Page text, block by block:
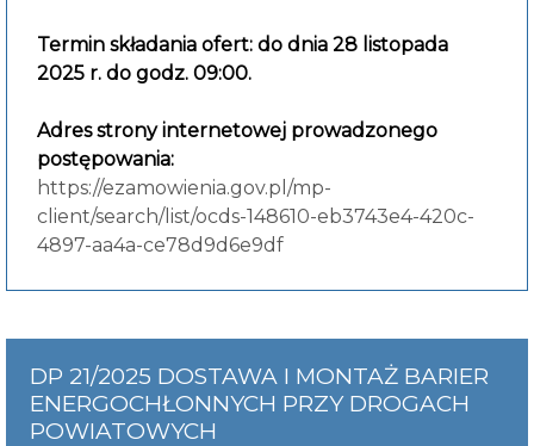
Termin składania ofert: do dnia 28 listopada
2025 r. do godz. 09:00.
Adres strony internetowej prowadzonego
postępowania:
https://ezamowienia.gov.pl/mp-
client/search/list/ocds-148610-eb3743e4-420c-
4897-aa4a-ce78d9d6e9df
DP 21/2025 DOSTAWA I MONTAŻ BARIER
ENERGOCHŁONNYCH PRZY DROGACH
POWIATOWYCH